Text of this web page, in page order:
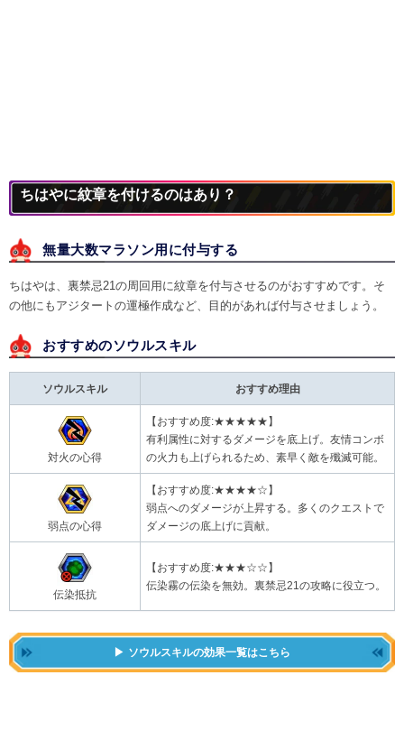
ちはやに紋章を付けるのはあり？
無量大数マラソン用に付与する
ちはやは、裏禁忌21の周回用に紋章を付与させるのがおすすめです。そ
の他にもアジタートの運極作成など、目的があれば付与させましょう。
おすすめのソウルスキル
ソウルスキル おすすめ理由
対火の心得
【おすすめ度:★★★★★】
有利属性に対するダメージを底上げ。友情コンボ
の火力も上げられるため、素早く敵を殲滅可能。
弱点の心得
【おすすめ度:★★★★☆】
弱点へのダメージが上昇する。多くのクエストで
ダメージの底上げに貢献。
伝染抵抗
【おすすめ度:★★★☆☆】
伝染霧の伝染を無効。裏禁忌21の攻略に役立つ。
ソウルスキルの効果一覧はこちら